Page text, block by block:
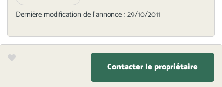
Dernière modification de l'annonce : 29/10/2011
Contacter le propriétaire